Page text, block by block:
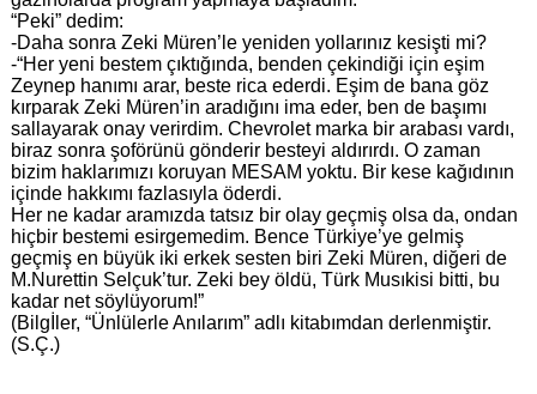
“Peki” dedim:
-Daha sonra Zeki Müren’le yeniden yollarınız kesişti mi?
-“Her yeni bestem çıktığında, benden çekindiği için eşim
Zeynep hanımı arar, beste rica ederdi. Eşim de bana göz
kırparak Zeki Müren’in aradığını ima eder, ben de başımı
sallayarak onay verirdim. Chevrolet marka bir arabası vardı,
biraz sonra şoförünü gönderir besteyi aldırırdı. O zaman
bizim haklarımızı koruyan MESAM yoktu. Bir kese kağıdının
içinde hakkımı fazlasıyla öderdi.
Her ne kadar aramızda tatsız bir olay geçmiş olsa da, ondan
hiçbir bestemi esirgemedim. Bence Türkiye’ye gelmiş
geçmiş en büyük iki erkek sesten biri Zeki Müren, diğeri de
M.Nurettin Selçuk’tur. Zeki bey öldü, Türk Musıkisi bitti, bu
kadar net söylüyorum!”
(Bilgİler, “Ünlülerle Anılarım” adlı kitabımdan derlenmiştir.
(S.Ç.)